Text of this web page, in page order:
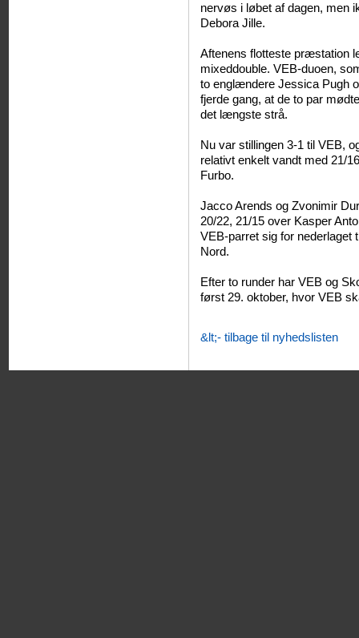
nervøs i løbet af dagen, men
Debora Jille.
Aftenens flotteste præstation
mixeddouble. VEB-duoen,
to englændere Jessica Pugh
fjerde gang, at de to par
det længste strå.
Nu var stillingen 3-1 til VEB,
relativt enkelt vandt med 21/
Furbo.
Jacco Arends og Zvonimir
20/22, 21/15 over Kasper
VEB-parret sig for nederlaget
Nord.
Efter to runder har VEB og
først 29. oktober, hvor VEB
&lt;- tilbage til nyhedslisten